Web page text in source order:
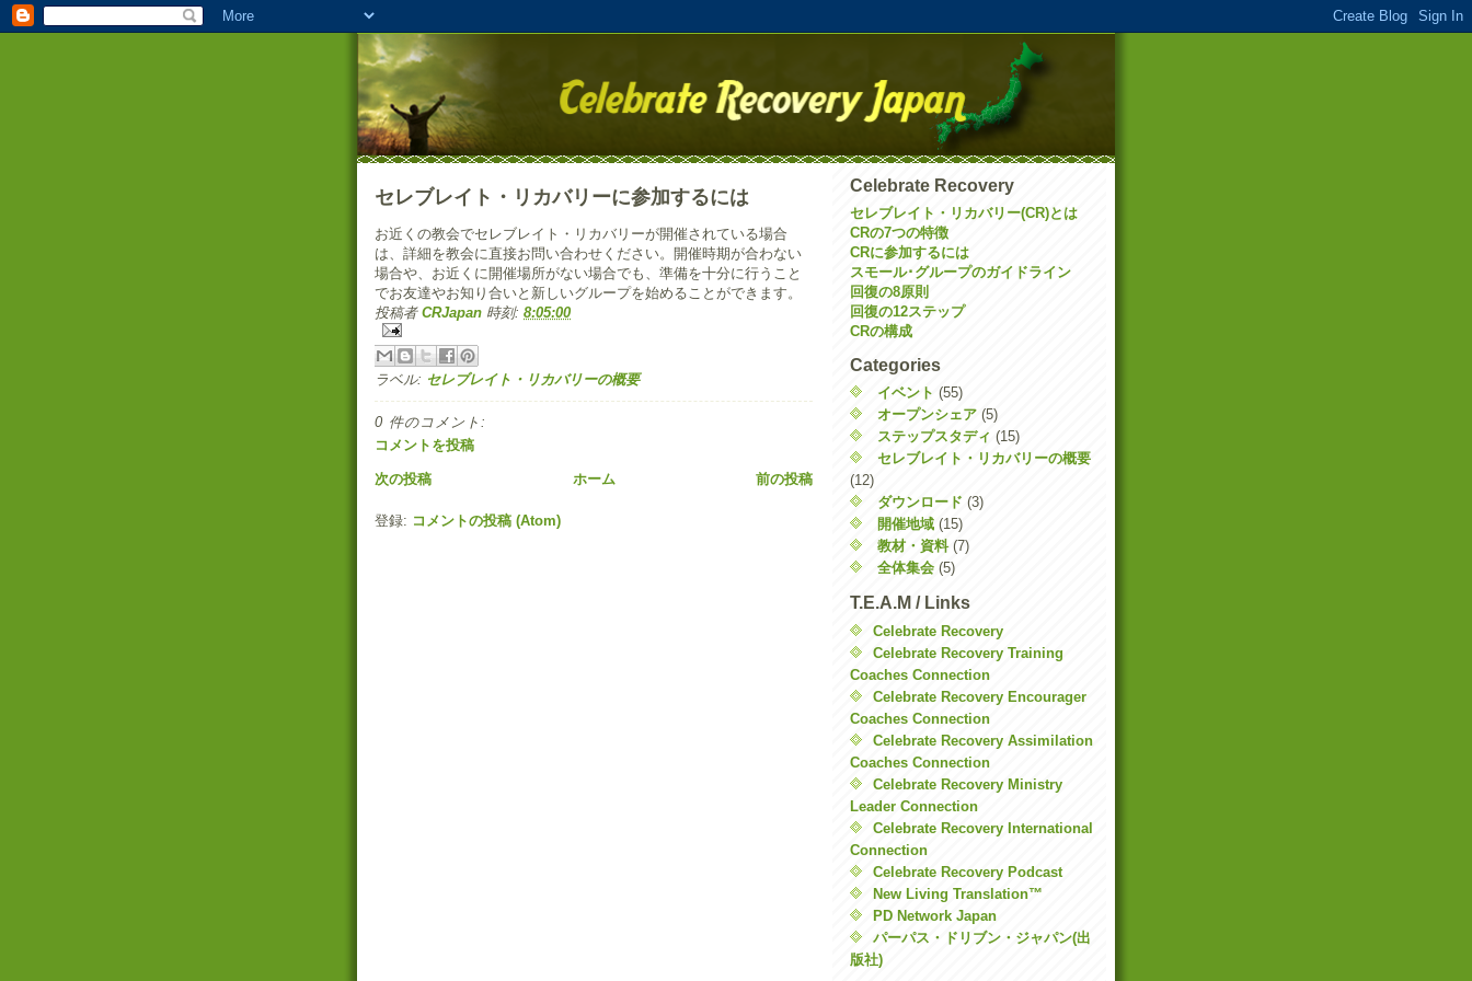
セレブレイト・リカバリーに参加するには
お近くの教会でセレブレイト・リカバリーが開催されている場合
は、詳細を教会に直接お問い合わせください。開催時期が合わない
場合や、お近くに開催場所がない場合でも、準備を十分に行うこと
でお友達やお知り合いと新しいグループを始めることができます。
投稿者 CRJapan 時刻: 8:05:00
ラベル: セレブレイト・リカバリーの概要
0 件のコメント:
コメントを投稿
次の投稿 前の投稿
ホーム
登録: コメントの投稿 (Atom)
Celebrate Recovery
セレブレイト・リカバリー(CR)とは
CRの7つの特徴
CRに参加するには
スモール･グループのガイドライン
回復の8原則
回復の12ステップ
CRの構成
Categories
イベント (55)
オープンシェア (5)
ステップスタディ (15)
セレブレイト・リカバリーの概要
(12)
ダウンロード (3)
開催地域 (15)
教材・資料 (7)
全体集会 (5)
T.E.A.M / Links
Celebrate Recovery
Celebrate Recovery Training
Coaches Connection
Celebrate Recovery Encourager
Coaches Connection
Celebrate Recovery Assimilation
Coaches Connection
Celebrate Recovery Ministry
Leader Connection
Celebrate Recovery International
Connection
Celebrate Recovery Podcast
New Living Translation™
PD Network Japan
パーパス・ドリブン・ジャパン(出
版社)